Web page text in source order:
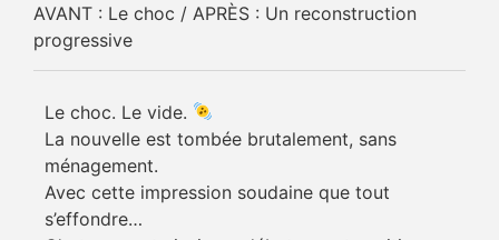
AVANT : Le choc / APRÈS : Un reconstruction
progressive
Le choc. Le vide.
La nouvelle est tombée brutalement, sans
ménagement.
Avec cette impression soudaine que tout
s’effondre…